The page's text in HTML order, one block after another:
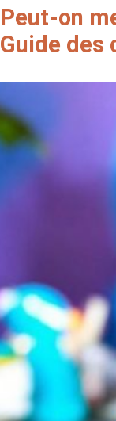
Peut-on
Guide des